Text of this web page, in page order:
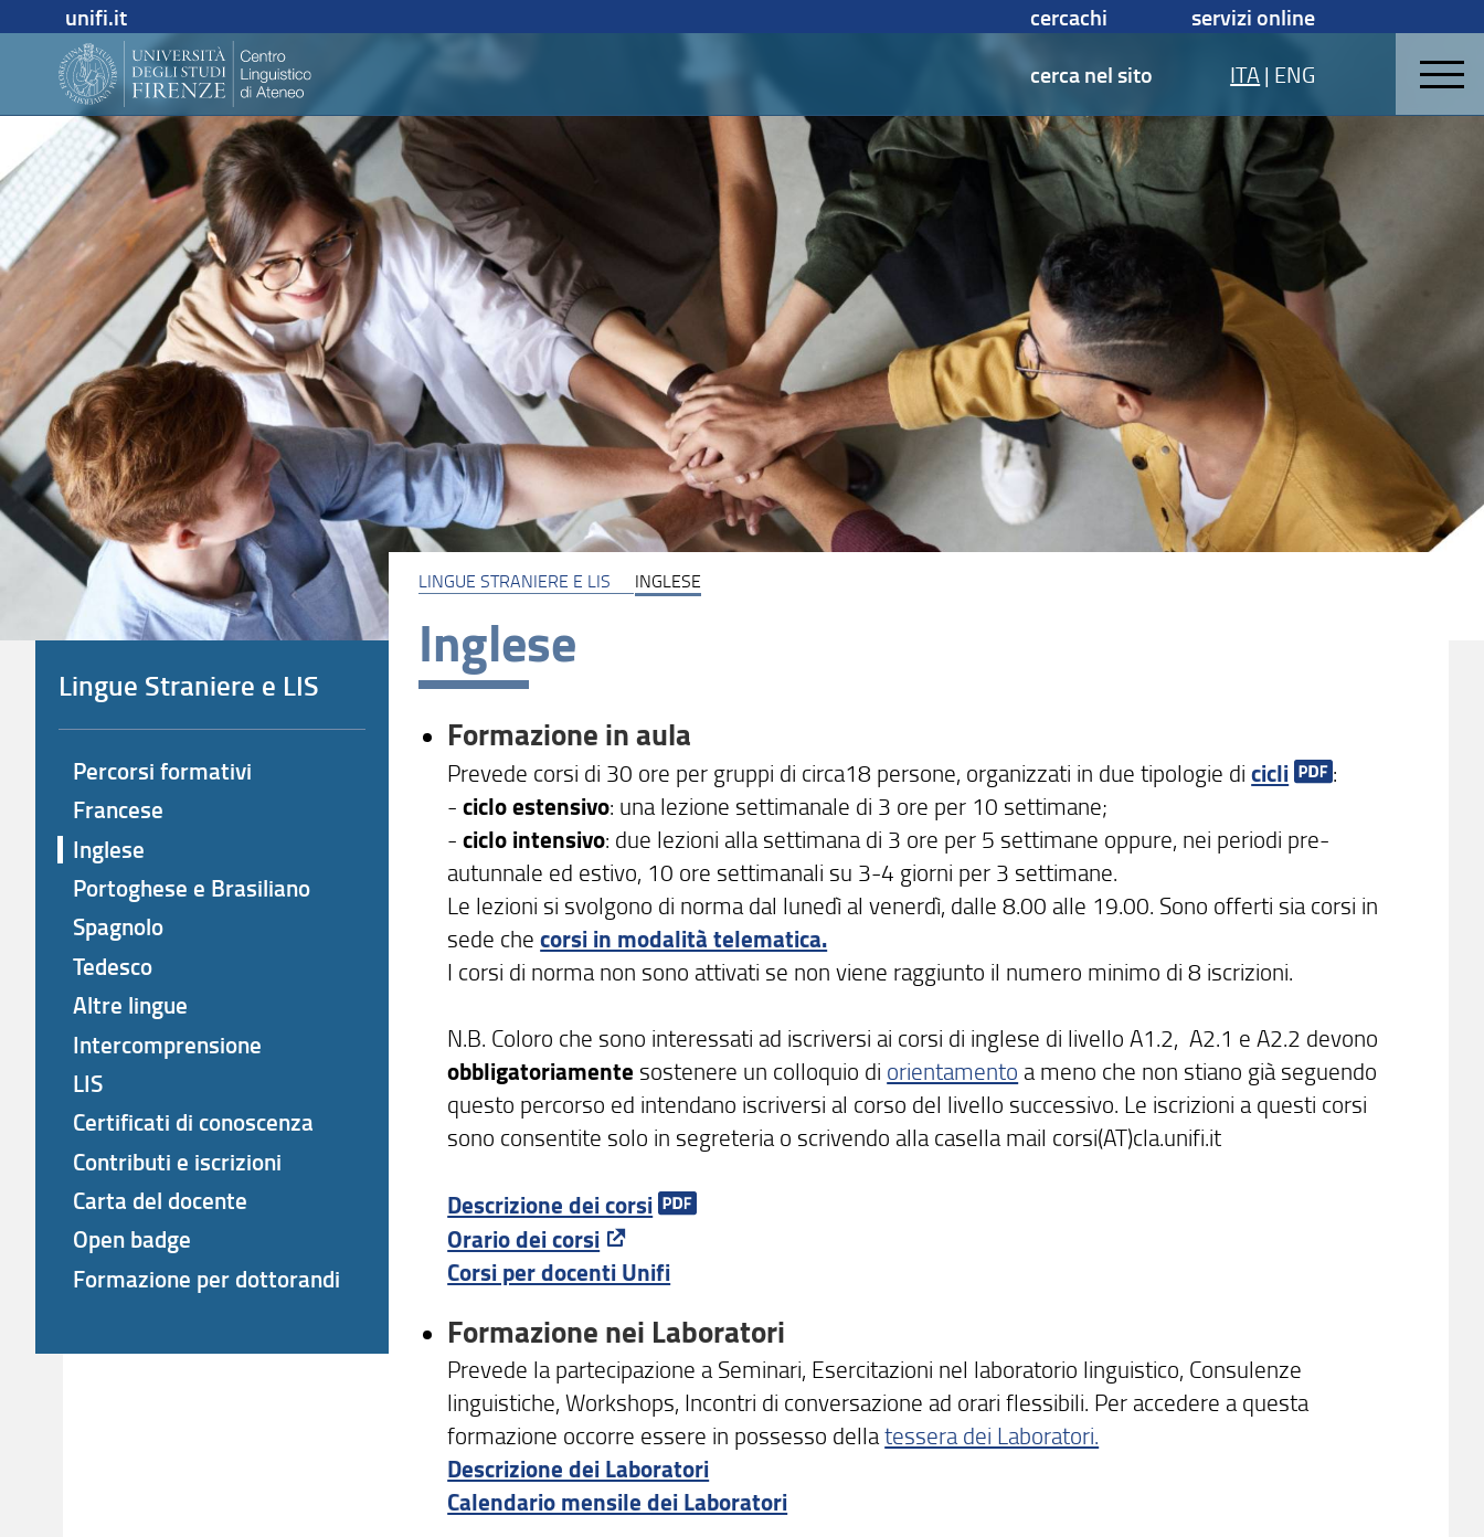
unifi.it cercachi
servizi online
cerca nel sito
ITA| ENG
LINGUE STRANIERE E LIS INGLESE
Inglese
Formazione in aula
Prevede corsi di 30 ore per gruppi di circa18 persone, organizzati in due tipologie dicicli
:
-ciclo estensivo: una lezione settimanale di 3 ore per 10 settimane;
-ciclo intensivo: due lezioni alla settimana di 3 ore per 5 settimane oppure, nei periodi pre-
autunnale ed estivo, 10 ore settimanali su 3-4 giorni per 3 settimane.
Le lezioni si svolgono di norma dal lunedì al venerdì, dalle 8.00 alle 19.00. Sono offerti sia corsi in
sede checorsi in modalità telematica.
I corsi di norma non sono attivati se non viene raggiunto il numero minimo di 8 iscrizioni.
N.B. Coloro che sono interessati ad iscriversi ai corsi di inglese di livello A1.2, A2.1 e A2.2 devono
obbligatoriamente sostenere un colloquio di orientamento a meno che non stiano già seguendo
questo percorso ed intendano iscriversi al corso del livello successivo. Le iscrizioni a questi corsi
sono consentite solo in segreteria o scrivendo alla casella mail corsi(AT)cla.unifi.it
Descrizione dei corsi
Orario dei corsi
Corsi per docenti Unifi
Formazione nei Laboratori
Prevede la partecipazione a Seminari, Esercitazioni nel laboratorio linguistico, Consulenze
linguistiche, Workshops, Incontri di conversazione ad orari flessibili. Per accedere a questa
formazione occorre essere in possesso dellatessera dei Laboratori.
Descrizione dei Laboratori
Calendario mensile dei Laboratori
Lingue Straniere e LIS
Percorsi formativi
Francese
Inglese
Portoghese e Brasiliano
Spagnolo
Tedesco
Altre lingue
Intercomprensione
LIS
Certificati di conoscenza
Contributi e iscrizioni
Carta del docente
Open badge
Formazione per dottorandi